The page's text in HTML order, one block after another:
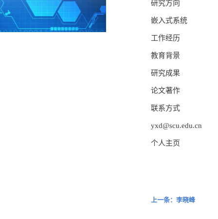
研究方向
嵌入式系统
工作经历
教育背景
研究成果
论文著作
联系方式
yxd@scu.edu.cn
个人主页
上一条：李晓峰